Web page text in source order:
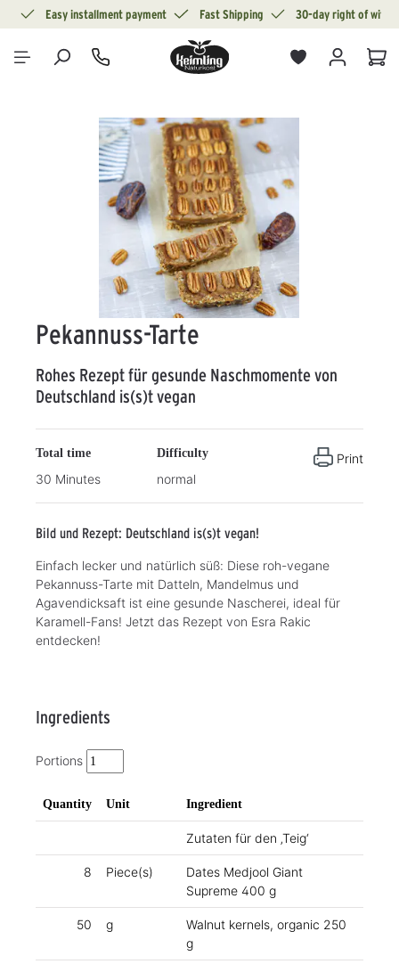
contentEasy installment payment Fast Shipping 30-day right of
Skip image gallery
Pekannuss-Tarte
Rohes Rezept für gesunde Naschmomente von
Deutschland is(s)t vegan
Total time
30 Minutes
Difficulty
normal
Print
Bild und Rezept: Deutschland is(s)t vegan!
Einfach lecker und natürlich süß: Diese roh-vegane
Pekannuss-Tarte mit Datteln, Mandelmus und
Agavendicksaft ist eine gesunde Nascherei, ideal für
Karamell-Fans! Jetzt das Rezept von Esra Rakic
entdecken!
Ingredients
Portions
Quantity Unit Ingredient
Zutaten für den ‚Teig‘
8 Piece(s)
Dates Medjool Giant
Supreme 400 g
50 g
Walnut kernels, organic 250
g